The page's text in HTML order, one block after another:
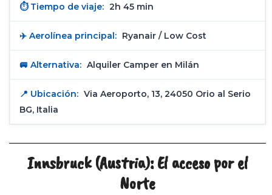
⏱️ Tiempo de viaje: 2h 45 min
✈️ Aerolínea principal: Ryanair / Low Cost
🚐 Alternativa: Alquiler Camper en Milán
📍 Ubicación: Via Aeroporto, 13, 24050 Orio al Serio
BG, Italia
Innsbruck (Austria): El acceso por el
Norte